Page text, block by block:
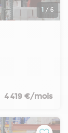
1 / 6
local d'activité
laquelle vous
4 419 €/mois